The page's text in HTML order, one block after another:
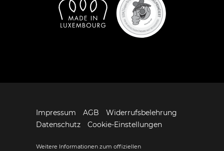
Impressum AGB
Widerrufsbelehrung
Datenschutz
Cookie-Einstellungen
Weitere Informationen zum offiziellen